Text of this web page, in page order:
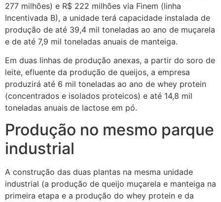
277 milhões) e R$ 222 milhões via Finem (linha
Incentivada B), a unidade terá capacidade instalada de
produção de até 39,4 mil toneladas ao ano de muçarela
e de até 7,9 mil toneladas anuais de manteiga.
Em duas linhas de produção anexas, a partir do soro de
leite, efluente da produção de queijos, a empresa
produzirá até 6 mil toneladas ao ano de whey protein
(concentrados e isolados proteicos) e até 14,8 mil
toneladas anuais de lactose em pó.
Produção no mesmo parque
industrial
A construção das duas plantas na mesma unidade
industrial (a produção de queijo muçarela e manteiga na
primeira etapa e a produção do whey protein e da